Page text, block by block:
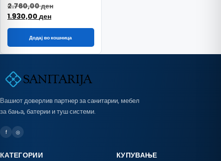
2.760,00денOriginal price was: 2.760,00 ден.
1.930,00 денCurrent price is: 1.930,00 ден.
Додај во кошница
Вашиот доверлив партнер за санитарии, мебел
за бања, батерии и туш системи.
f ◎
КАТЕГОРИИ КУПУВАЊЕ